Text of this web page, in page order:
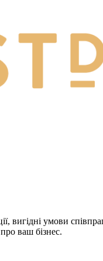
умови
ваш бізнес.